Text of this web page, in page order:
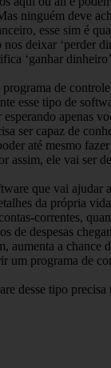
ninguém deve
esse sim é
deixar ‘perder
‘ganhar
de
esse tipo de
apenas
ser capaz de
até mesmo
assim, ele vai ser
que vai ajudar
da própria
correntes,
de despesas
aumenta a chance
um programa de
desse tipo precisa